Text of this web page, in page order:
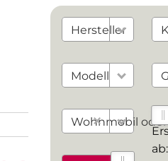
Hersteller
Modell
Wohnmobil